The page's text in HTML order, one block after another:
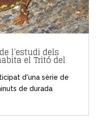
l’estudi dels
el Tritó del
d'una sèrie de
de durada